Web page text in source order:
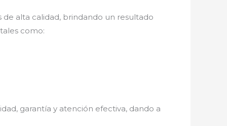
de alta calidad, brindando un resultado
como:
garantía y atención efectiva, dando a